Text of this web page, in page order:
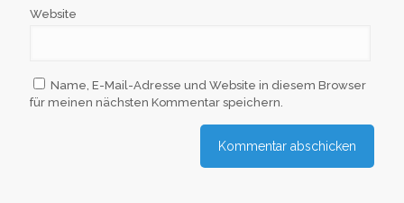
Website
Name, E-Mail-Adresse und Website in diesem Browser
für meinen nächsten Kommentar speichern.